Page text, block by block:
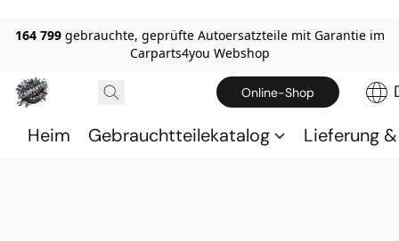
164 799 gebrauchte, geprüfte Autoersatzteile mit Garantie im
Carparts4you Webshop
Online-Shop
Heim Gebrauchtteilekatalog Lieferung